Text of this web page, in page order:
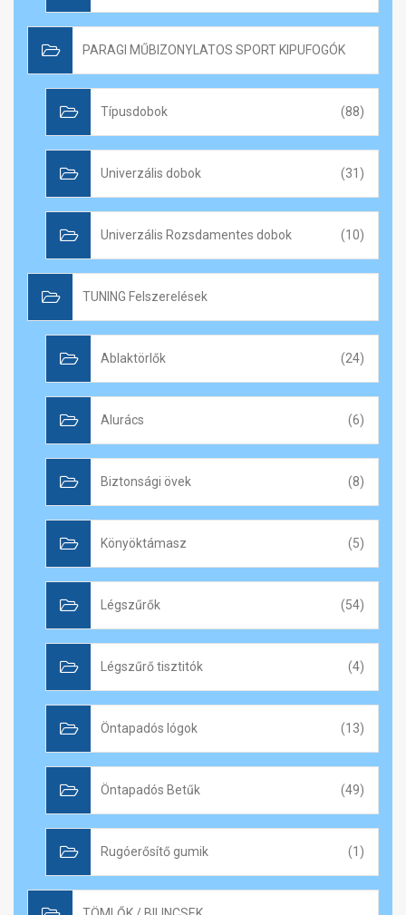
PARAGI MŰBIZONYLATOS SPORT KIPUFOGÓK
Típusdobok (88)
Univerzális dobok (31)
Univerzális Rozsdamentes dobok (10)
TUNING Felszerelések
Ablaktörlők (24)
Alurács (6)
Biztonsági övek (8)
Könyöktámasz (5)
Légszűrők (54)
Légszűrő tisztitók (4)
Öntapadós lógok (13)
Öntapadós Betűk (49)
Rugóerősítő gumik (1)